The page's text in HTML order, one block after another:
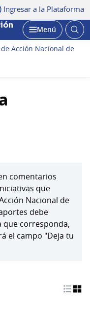
Ingresar a la Plataforma
Abrir
Menú
Acción Nacional de
comentarios
que
Nacional de
debe
que corresponda,
el campo "Deja tu